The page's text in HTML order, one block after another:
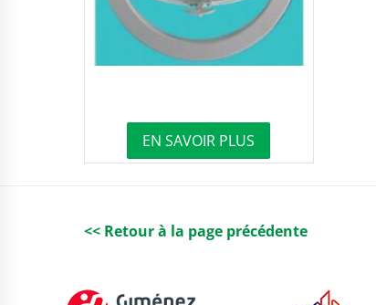
EN SAVOIR PLUS
<< Retour à la page précédente